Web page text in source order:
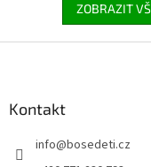
ZOBRAZIT
Kontakt
info@bosedeti.cz